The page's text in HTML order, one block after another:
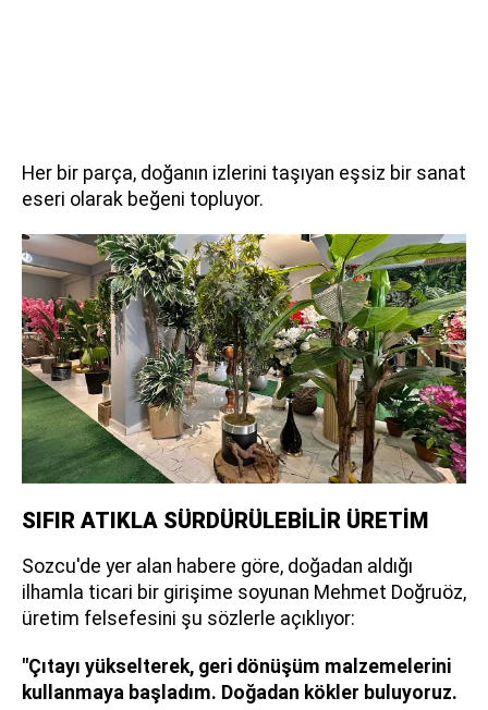
Her bir parça, doğanın izlerini taşıyan eşsiz bir sanat
eseri olarak beğeni topluyor.
SIFIR ATIKLA SÜRDÜRÜLEBİLİR ÜRETİM
Sozcu'de yer alan habere göre, doğadan aldığı
ilhamla ticari bir girişime soyunan Mehmet Doğruöz,
üretim felsefesini şu sözlerle açıklıyor:
"Çıtayı yükselterek, geri dönüşüm malzemelerini
kullanmaya başladım. Doğadan kökler buluyoruz.